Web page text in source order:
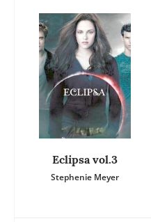
Eclipsa vol.3
Stephenie Meyer